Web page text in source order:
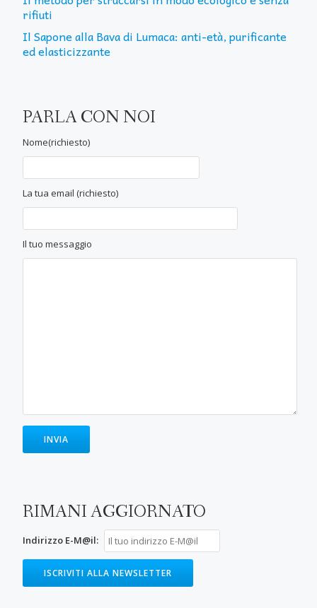
rifiuti
Il Sapone alla Bava di Lumaca: anti-età, purificante
ed elasticizzante
PARLA CON NOI
Nome(richiesto)
La tua email (richiesto)
Il tuo messaggio
RIMANI AGGIORNATO
Indirizzo E-M@il: